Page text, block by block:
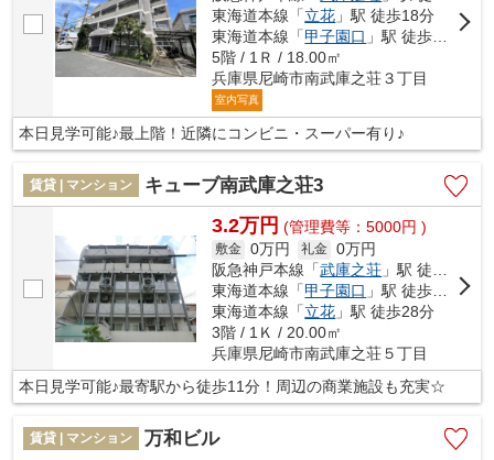
東海道本線「立花 」駅 徒歩18分
東海道本線「甲子園口 」駅 徒歩30分
5階 / 1Ｒ / 18.00㎡
兵庫県尼崎市南武庫之荘３丁目
室内写真
本日見学可能♪最上階！近隣にコンビニ・スーパー有り♪
賃貸 | マンション キューブ南武庫之荘3
3.2万円 (管理費等：5000円 )
敷金 0万円 礼金 0万円
阪急神戸本線「武庫之荘 」駅 徒歩11分
東海道本線「甲子園口 」駅 徒歩27分
東海道本線「立花 」駅 徒歩28分
3階 / 1Ｋ / 20.00㎡
兵庫県尼崎市南武庫之荘５丁目
本日見学可能♪最寄駅から徒歩11分！周辺の商業施設も充実☆
賃貸 | マンション 万和ビル